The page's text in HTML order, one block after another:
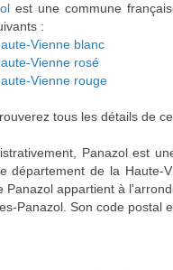
est une commune
:
Vienne blanc
Vienne rosé
Vienne rouge
tous les détails de
Panazol est
département de la Haute-
Panazol appartient à
Panazol. Son code postal